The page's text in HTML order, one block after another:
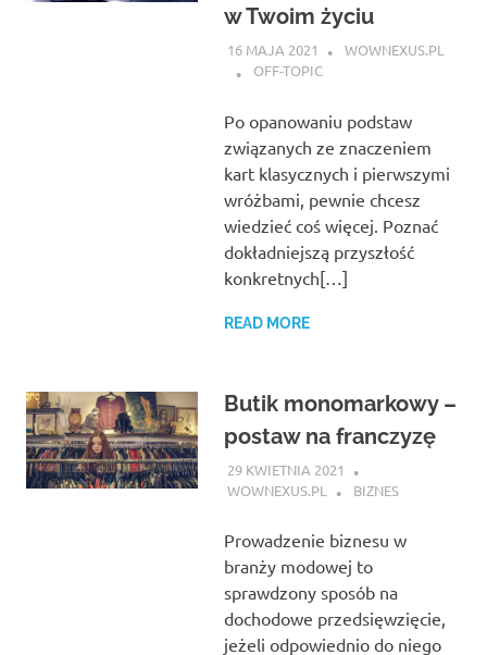
w Twoim życiu
16 MAJA 2021
WOWNEXUS.PL
OFF-TOPIC
Po opanowaniu podstaw
związanych ze znaczeniem
kart klasycznych i pierwszymi
wróżbami, pewnie chcesz
wiedzieć coś więcej. Poznać
dokładniejszą przyszłość
konkretnych[…]
READ MORE
Butik monomarkowy –
postaw na franczyzę
29 KWIETNIA 2021
WOWNEXUS.PL
BIZNES
Prowadzenie biznesu w
branży modowej to
sprawdzony sposób na
dochodowe przedsięwzięcie,
jeżeli odpowiednio do niego